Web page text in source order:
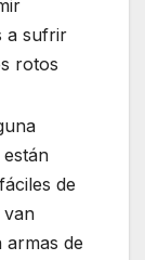
a sufrir
rotos
de
van
de